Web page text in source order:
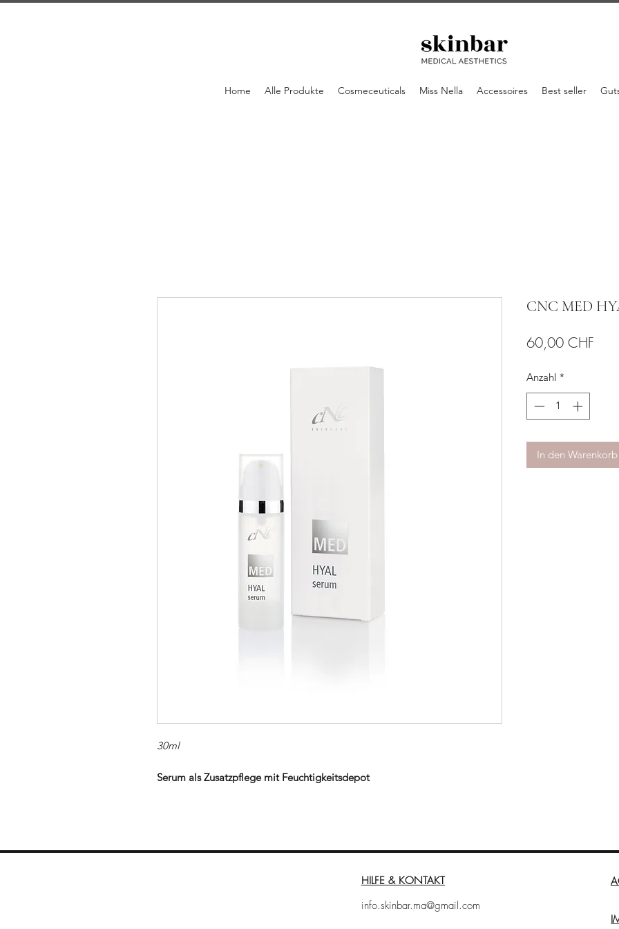
Home Alle Produkte Cosmeceuticals Miss Nella Accessoires Best seller
30ml
Serum als Zusatzpflege mit Feuchtigkeitsdepot
Unterstützend nach dermazeutisch-apparativen Behandlungen und
CNC MED
60,00 CHF
Anzahl *
In den Warenkorb
HILFE & KONTAKT
info.skinbar.ma@gmail.com